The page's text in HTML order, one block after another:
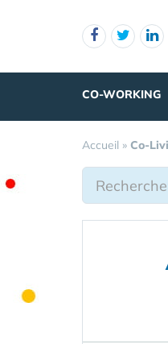
CO-WORKING
Accueil » Co-